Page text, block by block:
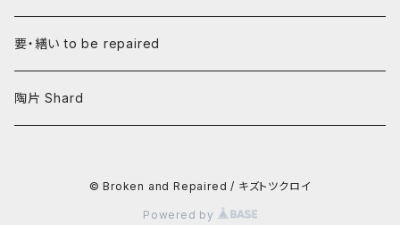
要・繕い to be repaired
陶片 Shard
© Broken and Repaired / キズトツクロイ
Powered by